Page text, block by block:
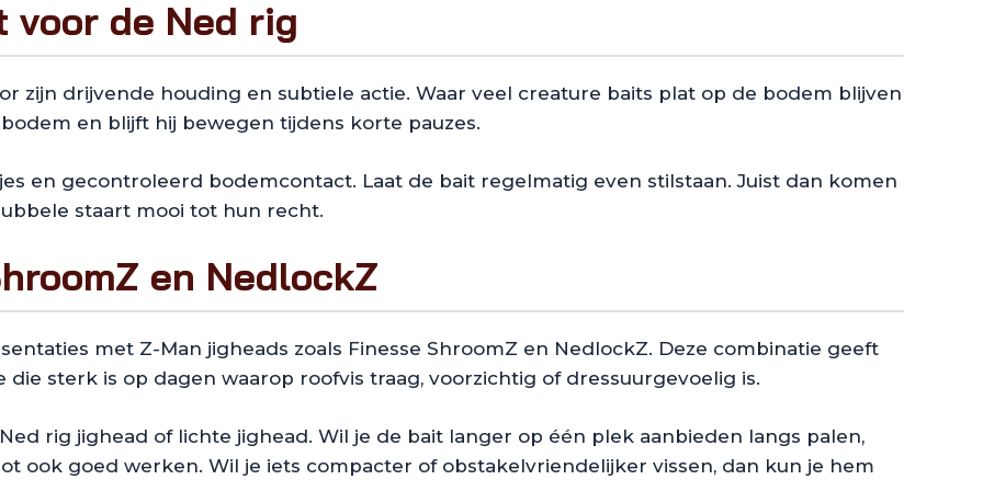
de Ned rig
zijn drijvende houding en subtiele actie. Waar veel creature baits plat op de bodem blijven
en blijft hij bewegen tijdens korte pauzes.
en gecontroleerd bodemcontact. Laat de bait regelmatig even stilstaan. Juist dan komen
staart mooi tot hun recht.
en NedlockZ
met Z-Man jigheads zoals Finesse ShroomZ en NedlockZ. Deze combinatie geeft
sterk is op dagen waarop roofvis traag, voorzichtig of dressuurgevoelig is.
rig jighead of lichte jighead. Wil je de bait langer op één plek aanbieden langs palen,
ook goed werken. Wil je iets compacter of obstakelvriendelijker vissen, dan kun je hem